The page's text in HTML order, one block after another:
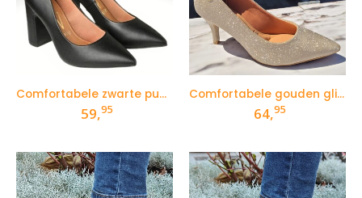
Comfortabele zwarte pumps met blokhak
59,95
Comfortabele gouden glitterpumps met lage hak
64,95